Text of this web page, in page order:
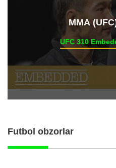
ММА
UFC 310
Futbol obzorlar